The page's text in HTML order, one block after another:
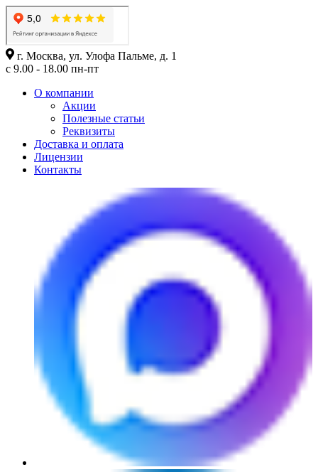
г. Москва, ул. Улофа Пальме, д. 1
с 9.00 - 18.00 пн-пт
О компании
Акции
Полезные статьи
Реквизиты
Доставка и оплата
Лицензии
Контакты